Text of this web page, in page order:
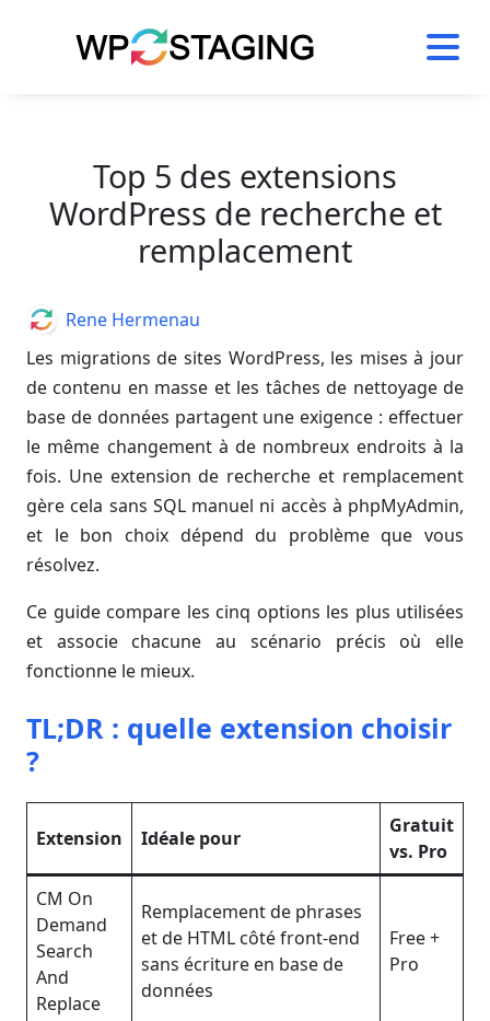
Top 5 des extensions
WordPress de recherche et
remplacement
Les migrations de sites WordPress, les mises à jour
de contenu en masse et les tâches de nettoyage de
base de données partagent une exigence : effectuer
le même changement à de nombreux endroits à la
fois. Une extension de recherche et remplacement
gère cela sans SQL manuel ni accès à phpMyAdmin,
et le bon choix dépend du problème que vous
résolvez.
Ce guide compare les cinq options les plus utilisées
et associe chacune au scénario précis où elle
fonctionne le mieux.
TL;DR : quelle extension choisir
?
Extension Idéale pour
Gratuit
vs. Pro
CM On
Demand
Search
And
Replace
Remplacement de phrases
et de HTML côté front-end
sans écriture en base de
données
Free +
Pro
AuthorRene Hermenau